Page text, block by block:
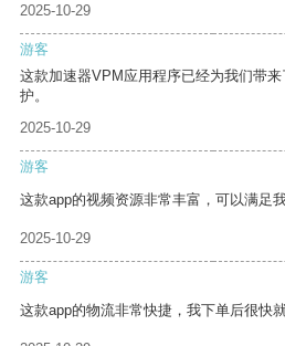
2025-10-29
游客
这款加速器VPM应用程序已经为我们带
护。
2025-10-29
游客
这款app的视频资源非常丰富，可以满足
2025-10-29
游客
这款app的物流非常快捷，我下单后很快